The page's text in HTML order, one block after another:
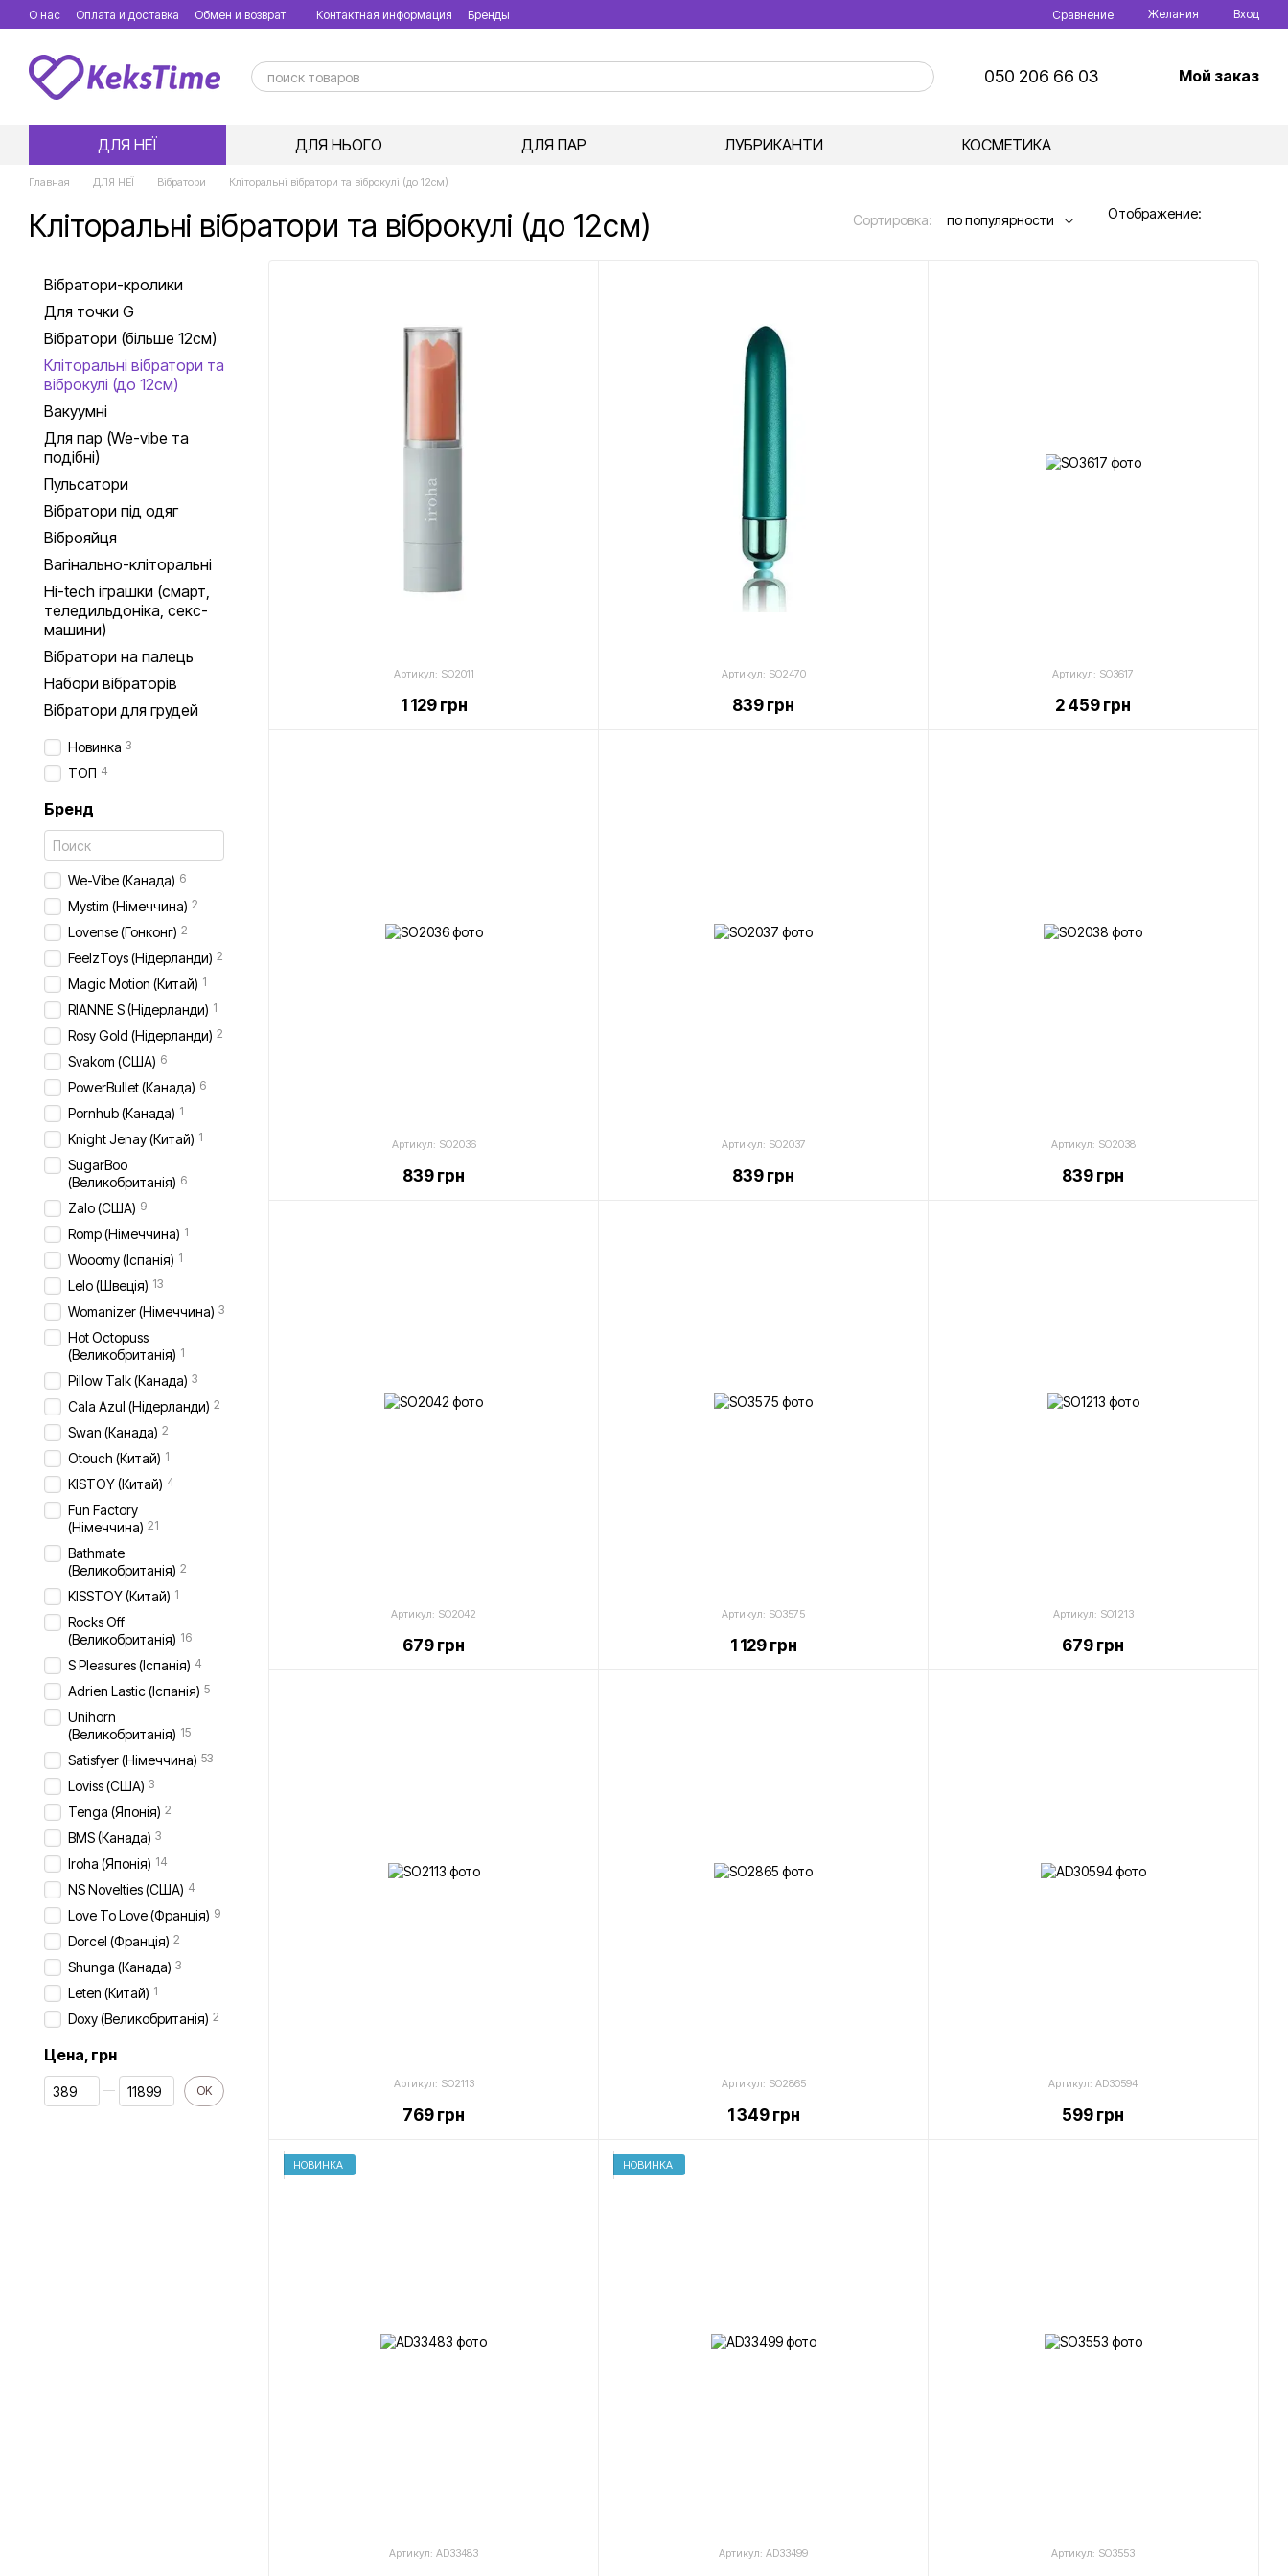
Перейти к основному контенту
О нас Оплата и доставка Обмен и возврат Контактная информация Бренды Сравнение Желания Вход
050 206 66 03 Мой заказ
ДЛЯ НЕЇ ДЛЯ НЬОГО ДЛЯ ПАР ЛУБРИКАНТИ КОСМЕТИКА
Главная ДЛЯ НЕЇ Вібратори Кліторальні вібратори та віброкулі (до 12см)
Кліторальні вібратори та віброкулі (до 12см) Сортировка: по популярности Отображение:
Артикул: SO2011
1 129 грн
Артикул: SO2470
839 грн
Артикул: SO3617
2 459 грн
Артикул: SO2036
839 грн
Артикул: SO2037
839 грн
Артикул: SO2038
839 грн
Артикул: SO2042
679 грн
Артикул: SO3575
1 129 грн
Артикул: SO1213
679 грн
Артикул: SO2113
769 грн
Артикул: SO2865
1 349 грн
Артикул: AD30594
599 грн
НОВИНКА
Артикул: AD33483
НОВИНКА
Артикул: AD33499 Артикул: SO3553
Вібратори-кролики
Для точки G
Вібратори (більше 12см)
Кліторальні вібратори та
віброкулі (до 12см)
Вакуумні
Для пар (We-vibe та
подібні)
Пульсатори
Вібратори під одяг
Віброяйця
Вагінально-кліторальні
Hi-tech іграшки (смарт,
теледильдоніка, секс-
машини)
Вібратори на палець
Набори вібраторів
Вібратори для грудей
Новинка 3
ТОП 4
Бренд
We-Vibe (Канада) 6
Mystim (Німеччина) 2
Lovense (Гонконг) 2
FeelzToys (Нідерланди) 2
Magic Motion (Китай) 1
RIANNE S (Нідерланди) 1
Rosy Gold (Нідерланди) 2
Svakom (США) 6
PowerBullet (Канада) 6
Pornhub (Канада) 1
Knight Jenay (Китай) 1
SugarBoo
(Великобританія) 6
Zalo (США) 9
Romp (Німеччина) 1
Wooomy (Іспанія) 1
Lelo (Швеція) 13
Womanizer (Німеччина) 3
Hot Octopuss
(Великобританія) 1
Pillow Talk (Канада) 3
Cala Azul (Нідерланди) 2
Swan (Канада) 2
Otouch (Китай) 1
KISTOY (Китай) 4
Fun Factory
(Німеччина) 21
Bathmate
(Великобританія) 2
KISSTOY (Китай) 1
Rocks Off
(Великобританія) 16
S Pleasures (Іспанія) 4
Adrien Lastic (Іспанія) 5
Unihorn
(Великобританія) 15
Satisfyer (Німеччина) 53
Loviss (США) 3
Tenga (Японія) 2
BMS (Канада) 3
Iroha (Японія) 14
NS Novelties (США) 4
Love To Love (Франція) 9
Dorcel (Франція) 2
Shunga (Канада) 3
Leten (Китай) 1
Doxy (Великобританія) 2
Цена, грн
От Цена, грн
До Цена, грн OK